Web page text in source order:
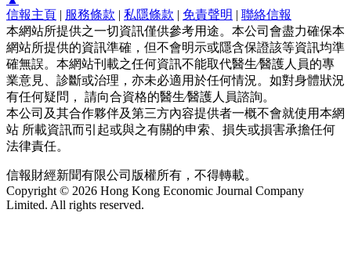
信報主頁 | 服務條款 | 私隱條款 | 免責聲明 | 聯絡信報
本網站所提供之一切資訊僅供參考用途。本公司會盡力確保本
網站所提供的資訊準確，但不會明示或隱含保證該等資訊均準
確無誤。本網站刊載之任何資訊不能取代醫生∕醫護人員的專
業意見、診斷或治理，亦未必適用於任何情況。如對身體狀況
有任何疑問， 請向合資格的醫生∕醫護人員諮詢。
本公司及其合作夥伴及第三方內容提供者一概不會就使用本網
站 所載資訊而引起或與之有關的申索、損失或損害承擔任何
法律責任。
信報財經新聞有限公司版權所有，不得轉載。
Copyright © 2026 Hong Kong Economic Journal Company
Limited. All rights reserved.